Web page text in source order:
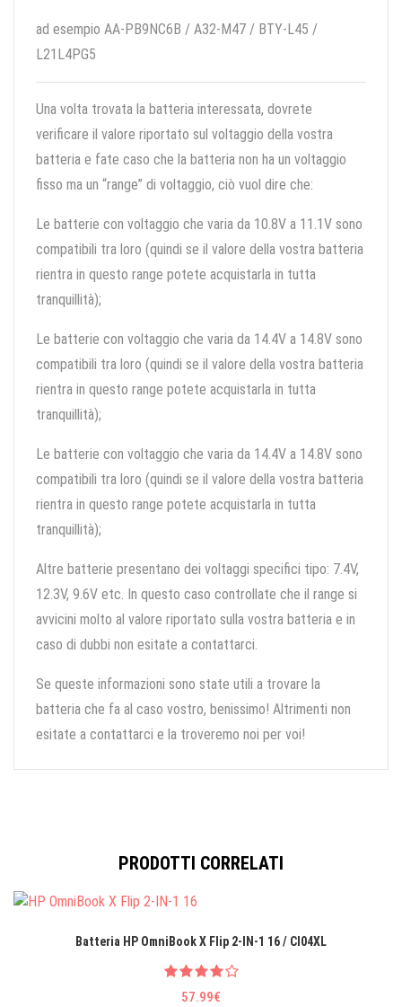
ad esempio AA-PB9NC6B / A32-M47 / BTY-L45 /
L21L4PG5
Una volta trovata la batteria interessata, dovrete
verificare il valore riportato sul voltaggio della vostra
batteria e fate caso che la batteria non ha un voltaggio
fisso ma un “range” di voltaggio, ciò vuol dire che:
Le batterie con voltaggio che varia da 10.8V a 11.1V sono
compatibili tra loro (quindi se il valore della vostra batteria
rientra in questo range potete acquistarla in tutta
tranquillità);
Le batterie con voltaggio che varia da 14.4V a 14.8V sono
compatibili tra loro (quindi se il valore della vostra batteria
rientra in questo range potete acquistarla in tutta
tranquillità);
Le batterie con voltaggio che varia da 14.4V a 14.8V sono
compatibili tra loro (quindi se il valore della vostra batteria
rientra in questo range potete acquistarla in tutta
tranquillità);
Altre batterie presentano dei voltaggi specifici tipo: 7.4V,
12.3V, 9.6V etc. In questo caso controllate che il range si
avvicini molto al valore riportato sulla vostra batteria e in
caso di dubbi non esitate a contattarci.
Se queste informazioni sono state utili a trovare la
batteria che fa al caso vostro, benissimo! Altrimenti non
esitate a contattarci e la troveremo noi per voi!
PRODOTTI CORRELATI
Batteria HP OmniBook X Flip 2-IN-1 16 / CI04XL
57.99€